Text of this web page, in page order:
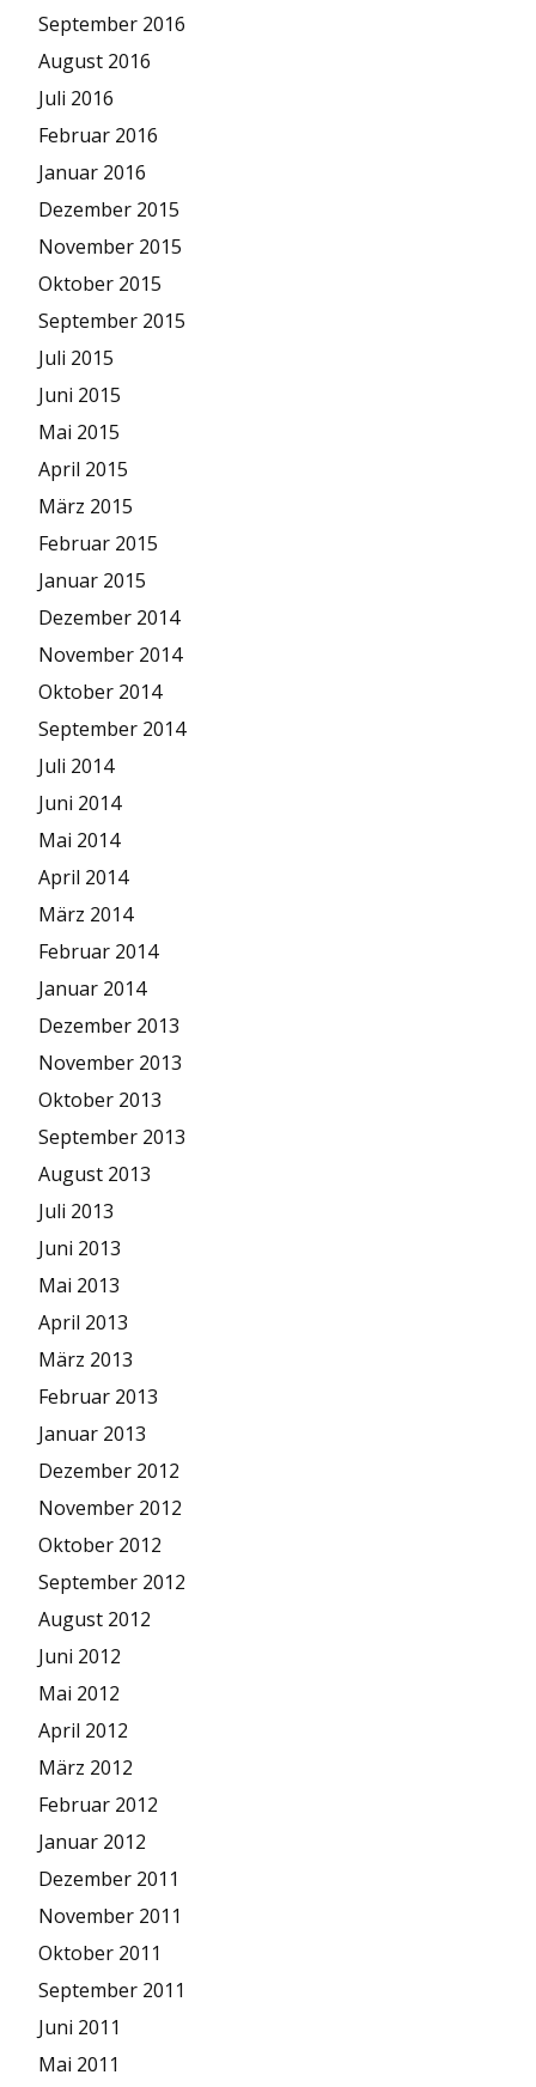
September 2016
August 2016
Juli 2016
Februar 2016
Januar 2016
Dezember 2015
November 2015
Oktober 2015
September 2015
Juli 2015
Juni 2015
Mai 2015
April 2015
März 2015
Februar 2015
Januar 2015
Dezember 2014
November 2014
Oktober 2014
September 2014
Juli 2014
Juni 2014
Mai 2014
April 2014
März 2014
Februar 2014
Januar 2014
Dezember 2013
November 2013
Oktober 2013
September 2013
August 2013
Juli 2013
Juni 2013
Mai 2013
April 2013
März 2013
Februar 2013
Januar 2013
Dezember 2012
November 2012
Oktober 2012
September 2012
August 2012
Juni 2012
Mai 2012
April 2012
März 2012
Februar 2012
Januar 2012
Dezember 2011
November 2011
Oktober 2011
September 2011
Juni 2011
Mai 2011